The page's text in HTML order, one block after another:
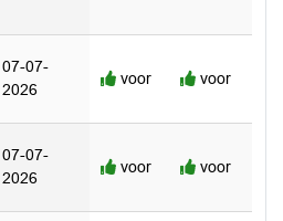
07-07-
2026
voor voor
07-07-
2026
voor voor